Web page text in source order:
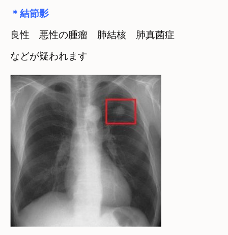
＊結節影
良性　悪性の腫瘤　肺結核　肺真菌症